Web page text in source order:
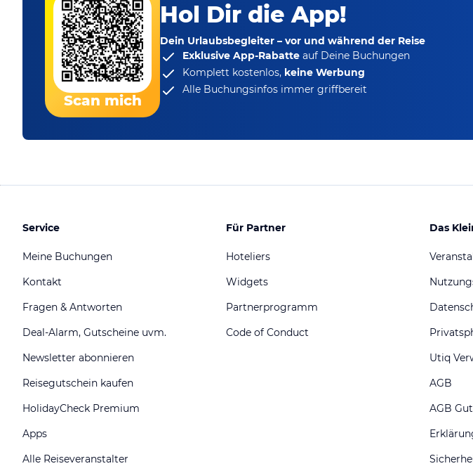
Scan mich
Hol Dir die App!
Dein Urlaubsbegleiter – vor und während der Reise
Exklusive App-Rabatte auf Deine Buchungen
Komplett kostenlos, keine Werbung
Alle Buchungsinfos immer griffbereit
Service
Meine Buchungen
Kontakt
Fragen & Antworten
Deal-Alarm, Gutscheine uvm.
Newsletter abonnieren
Reisegutschein kaufen
HolidayCheck Premium
Apps
Alle Reiseveranstalter
Für Partner
Hoteliers
Widgets
Partnerprogramm
Code of Conduct
Das
Utiq
AGB
AGB